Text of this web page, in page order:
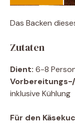
Das Backen
Zutaten
Dient: 6-8
inklusive Kühlung
Für den